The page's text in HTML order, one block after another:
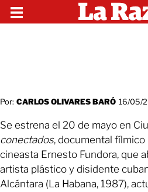
Por: CARLOS OLIVARES BARÓ 16/05/
Se estrena el 20 de mayo en
conectados, documental fílmico
cineasta Ernesto Fundora, que
artista plástico y disidente
Alcántara (La Habana, 1987),